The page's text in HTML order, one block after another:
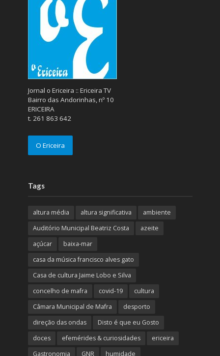
Jornal o Ericeira :: Ericeira TV
Bairro das Andorinhas, nº 10
ERICEIRA
t. 261 863 642
O Ericeira
Tags
altura média altura significativa
ambiente
Auditório Municipal Beatriz Costa
azeite
açúcar
baixa-mar
casa da música francisco alves gato
Casa de cultura Jaime Lobo e Silva
concelho de mafra
covid-19
cultura
Câmara Municipal de Mafra
desporto
direção das ondas
Disto é que eu Gosto
doces
efemérides & curiosidades
ericeira
Gastronomia
GNR humidade